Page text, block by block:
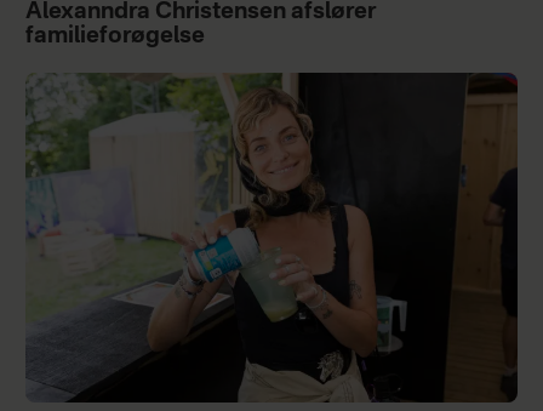
Alexanndra Christensen afslører
familieforøgelse